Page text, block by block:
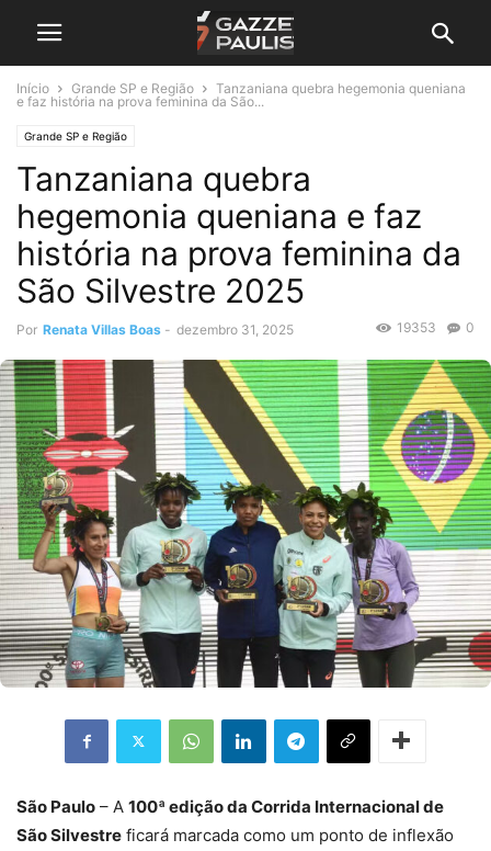
Início Grande SP e Região
Tanzaniana quebra hegemonia queniana
e faz história na prova feminina da São...
Grande SP e Região
Tanzaniana quebra
hegemonia queniana e faz
história na prova feminina da
São Silvestre 2025
Por Renata Villas Boas - dezembro 31, 2025 0
19353
São Paulo – A 100ª edição da Corrida Internacional de
São Silvestre ficará marcada como um ponto de inflexão